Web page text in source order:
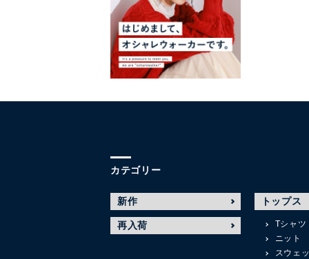
カテゴリー
新作
再入荷
トップス
Tシャツ
ニット
スウェ